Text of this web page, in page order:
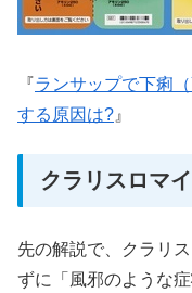
『ランサップで下痢
する原因は? 』
クラリスロマ
先の解説で、クラリ
ずに「風邪のような